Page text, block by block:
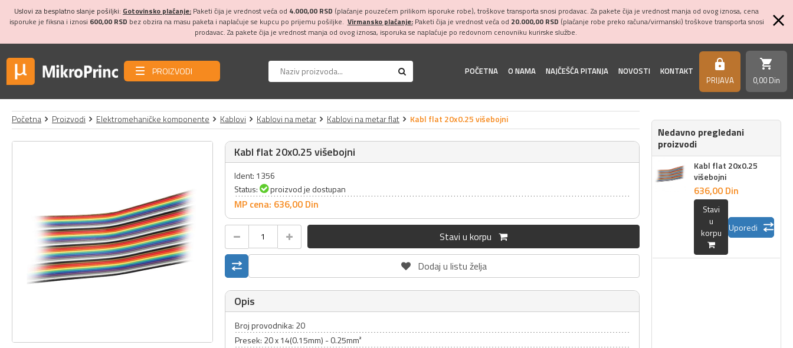
Uslovi za besplatno slanje pošiljki: Gotovinsko plaćanje: Paketi čija je vrednost veća od 4.000,00 RSD (plaćanje pouzećem prilikom isporuke robe), troškove transporta snosi prodavac. Za pakete čija je vrednost manja od ovog iznosa, cena
isporuke je fiksna i iznosi 600,00 RSD bez obzira na masu paketa i naplaćuje se kupcu po prijemu pošiljke. Virmansko plaćanje:Paketi čija je vrednost veća od 20.000,00 RSD (plaćanje robe preko računa/virmanski) troškove transporta snosi
prodavac. Za pakete čija je vrednost manja od ovog iznosa, isporuka se naplaćuje po redovnom cenovniku kurirske službe.
PROIZVODI POČETNA O NAMA NAJČEŠĆA PITANJA NOVOSTI KONTAKT https
PRIJAVA
shopping_cart
0,00 Din
Početna Proizvodi Elektromehaničke komponente Kablovi Kablovi na metar Kablovi na metar flat Kabl flat 20x0.25 višebojni
Kabl flat 20x0.25 višebojni
Ident: 1356
Status:
proizvod je dostupan
MP cena: 636,00 Din
Stavi u korpu
Dodaj u listu želja
Opis
Broj provodnika: 20
Presek: 20 x 14(0.15mm) - 0.25mm²
Nedavno pregledani
proizvodi
Kabl flat 20x0.25
višebojni
636,00 Din
Stavi
u
korpu
Uporedi